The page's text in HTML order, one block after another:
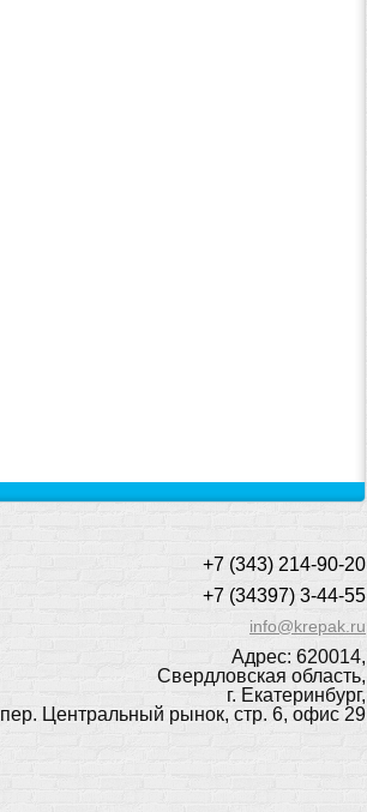
+7 (343) 214-90-20
+7 (34397) 3-44-55
info@krepak.ru
Адрес: 620014,
Свердловская область,
г. Екатеринбург,
пер. Центральный рынок, стр. 6, офис 29